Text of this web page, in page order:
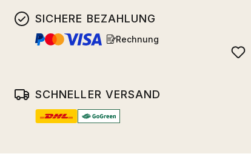
SICHERE BEZAHLUNG
Rechnung
SCHNELLER VERSAND